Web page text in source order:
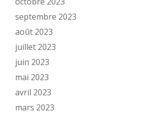
septembre 2023
août 2023
juillet 2023
juin 2023
mai 2023
avril 2023
mars 2023